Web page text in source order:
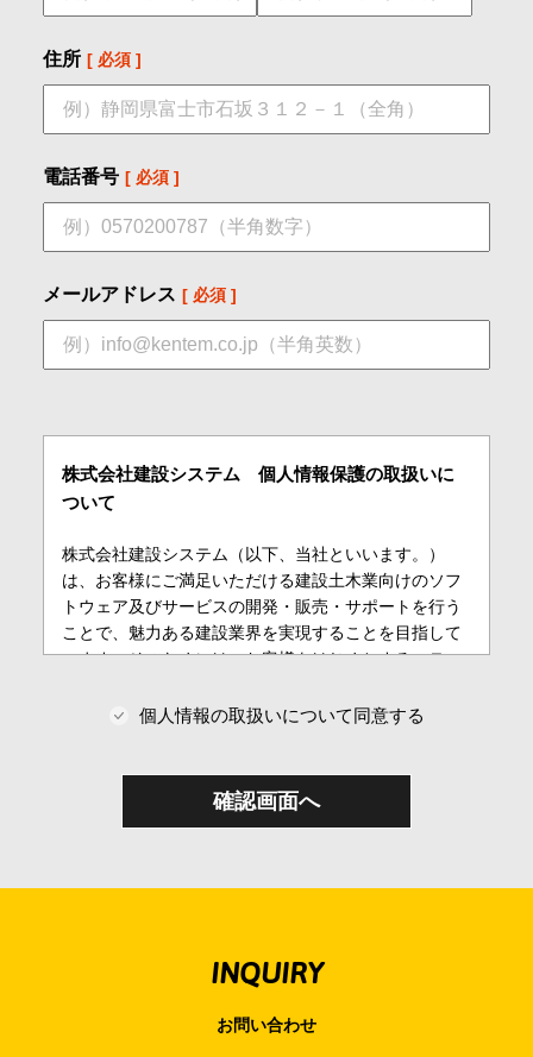
住所
電話番号
メールアドレス
株式会社建設システム 個人情報保護の取扱いに
ついて
株式会社建設システム（以下、当社といいます。）
は、お客様にご満足いただける建設土木業向けのソフ
トウェア及びサービスの開発・販売・サポートを行う
ことで、魅力ある建設業界を実現することを目指して
います。そのためには、お客様をはじめとするステー
とが第一と考え、プライバシーを尊重し、個人情報に
そこで、ここに個人情報保護に関する方針を明示し、
業員及び関係者に周知徹底を図り、これまで以上に個
個人情報に関する法令等の遵守
当社は個人情報に関する法令及びその他の規範を遵守
個人情報の取扱いについて同意する
INQUIRY
お問い合わせ